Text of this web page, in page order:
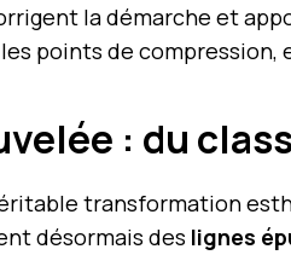
la démarche et
points de compression,
: du
transformation
désormais des lignes